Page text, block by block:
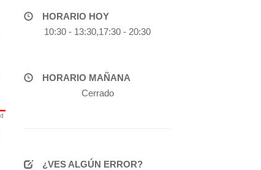
HORARIO HOY
10:30 - 13:30,17:30 - 20:30
HORARIO MAÑANA
Cerrado
¿VES ALGÚN ERROR?